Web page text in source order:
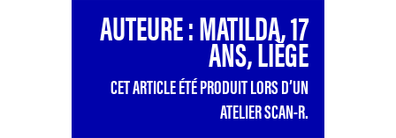
AUTEURE : MATILDA, 17
ANS, LIÈGE
CET ARTICLE ÉTÉ PRODUIT LORS D’UN
ATELIER SCAN-R.